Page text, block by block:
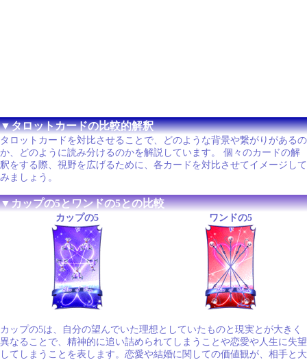
▼タロットカードの比較的解釈
タロットカードを対比させることで、どのような背景や繋がりがあるの
か、どのように読み分けるのかを解説しています。 個々のカードの解
釈をする際、視野を広げるために、各カードを対比させてイメージして
みましょう。
▼カップの5とワンドの5との比較
カップの5 ワンドの5
カップの5は、自分の望んでいた理想としていたものと現実とが大きく
異なることで、精神的に追い詰められてしまうことや恋愛や人生に失望
してしまうことを表します。恋愛や結婚に関しての価値観が、相手と大